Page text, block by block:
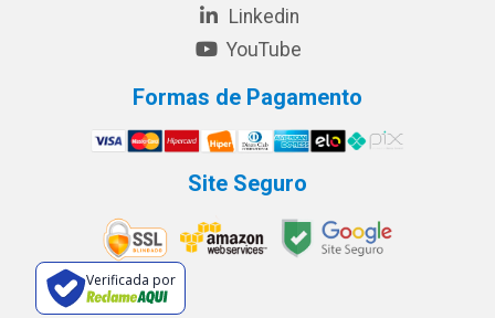
Linkedin
YouTube
Formas de Pagamento
Site Seguro
Verificada por